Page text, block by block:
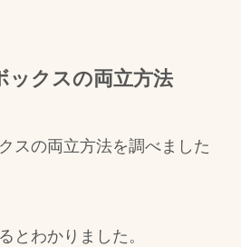
ックスの両立方法
スの両立方法を調べました
とわかりました。